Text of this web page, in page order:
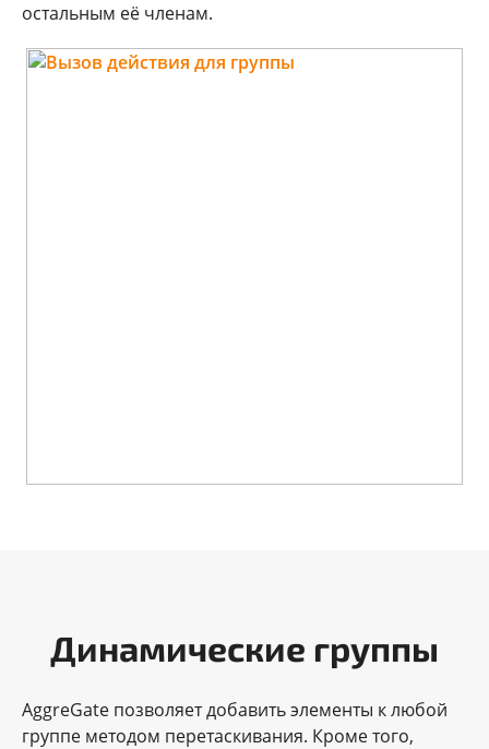
остальным её членам.
Динамические группы
AggreGate позволяет добавить элементы к любой
группе методом перетаскивания. Кроме того,